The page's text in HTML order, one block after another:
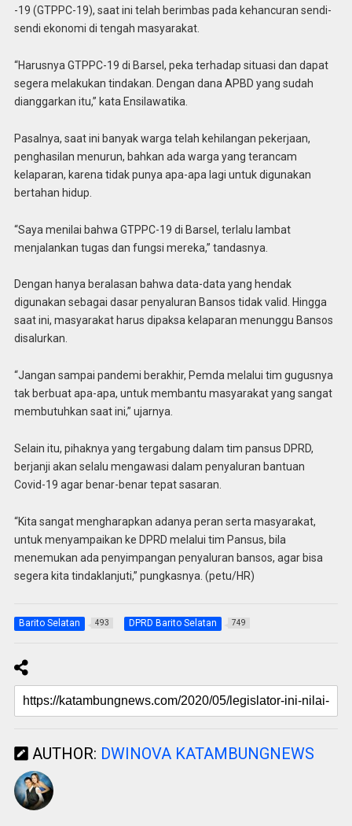
-19 (GTPPC-19), saat ini telah berimbas pada kehancuran sendi-
sendi ekonomi di tengah masyarakat.
“Harusnya GTPPC-19 di Barsel, peka terhadap situasi dan dapat
segera melakukan tindakan. Dengan dana APBD yang sudah
dianggarkan itu,” kata Ensilawatika.
Pasalnya, saat ini banyak warga telah kehilangan pekerjaan,
penghasilan menurun, bahkan ada warga yang terancam
kelaparan, karena tidak punya apa-apa lagi untuk digunakan
bertahan hidup.
“Saya menilai bahwa GTPPC-19 di Barsel, terlalu lambat
menjalankan tugas dan fungsi mereka,” tandasnya.
Dengan hanya beralasan bahwa data-data yang hendak
digunakan sebagai dasar penyaluran Bansos tidak valid. Hingga
saat ini, masyarakat harus dipaksa kelaparan menunggu Bansos
disalurkan.
“Jangan sampai pandemi berakhir, Pemda melalui tim gugusnya
tak berbuat apa-apa, untuk membantu masyarakat yang sangat
membutuhkan saat ini,” ujarnya.
Selain itu, pihaknya yang tergabung dalam tim pansus DPRD,
berjanji akan selalu mengawasi dalam penyaluran bantuan
Covid-19 agar benar-benar tepat sasaran.
“Kita sangat mengharapkan adanya peran serta masyarakat,
untuk menyampaikan ke DPRD melalui tim Pansus, bila
menemukan ada penyimpangan penyaluran bansos, agar bisa
segera kita tindaklanjuti,” pungkasnya. (petu/HR)
Barito Selatan 493 DPRD Barito Selatan 749
AUTHOR: DWINOVA KATAMBUNGNEWS